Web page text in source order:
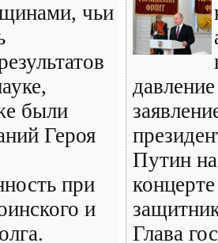
чьи
были
Героя
при
и
Путин
Глава